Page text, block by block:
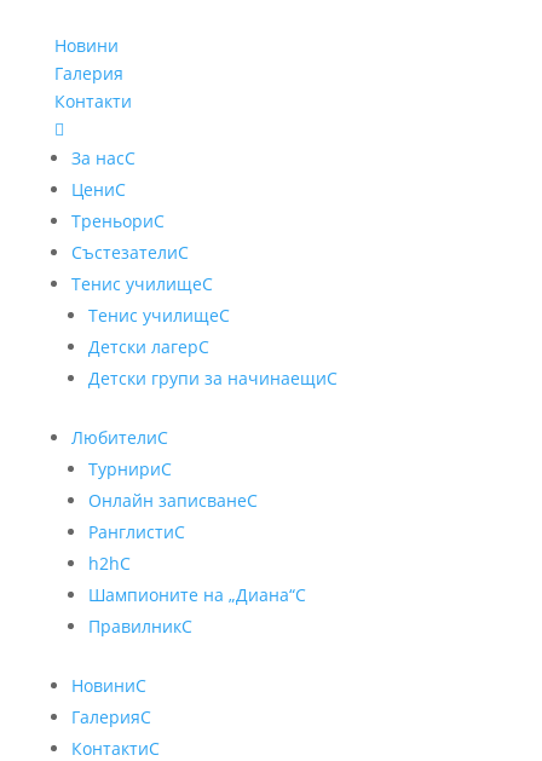
Новини
Галерия
Контакти

За насC
ЦениC
ТреньориC
СъстезателиC
Тенис училищеC
Тенис училищеC
Детски лагерC
Детски групи за начинаещиC
ЛюбителиC
ТурнириC
Онлайн записванеC
РанглистиC
h2hC
Шампионите на „Диана“C
ПравилникC
НовиниC
ГалерияC
КонтактиC